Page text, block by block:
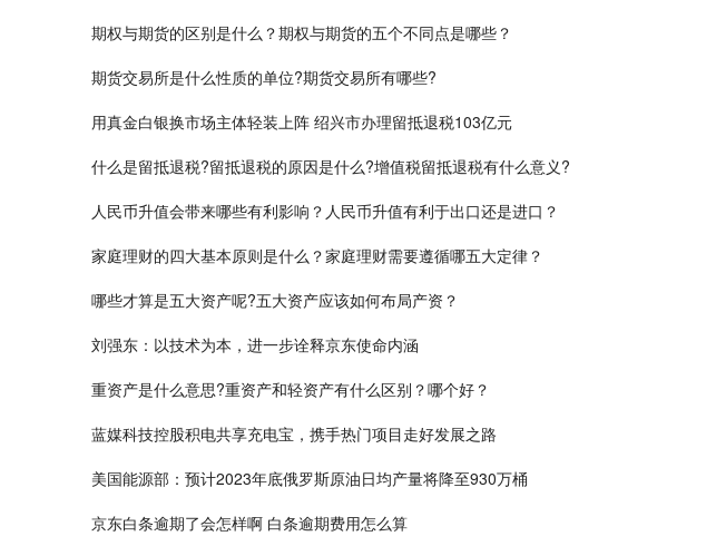
期权与期货的区别是什么？期权与期货的五个不同点是哪些？
期货交易所是什么性质的单位?期货交易所有哪些?
用真金白银换市场主体轻装上阵 绍兴市办理留抵退税103亿元
什么是留抵退税?留抵退税的原因是什么?增值税留抵退税有什么意义?
人民币升值会带来哪些有利影响？人民币升值有利于出口还是进口？
家庭理财的四大基本原则是什么？家庭理财需要遵循哪五大定律？
哪些才算是五大资产呢?五大资产应该如何布局产资？
刘强东：以技术为本，进一步诠释京东使命内涵
重资产是什么意思?重资产和轻资产有什么区别？哪个好？
蓝媒科技控股积电共享充电宝，携手热门项目走好发展之路
美国能源部：预计2023年底俄罗斯原油日均产量将降至930万桶
京东白条逾期了会怎样啊 白条逾期费用怎么算